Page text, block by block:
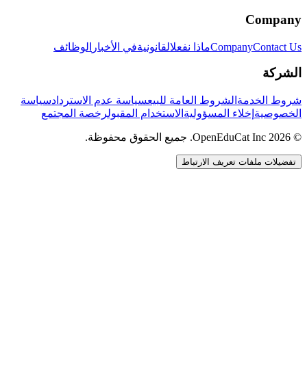
Company
CompanyContact Us ماذا نفعلالقانونيةفي الأخبار الوظائف
الشركة
شروط الخدمة الشروط العامة للبيعسياسة عدم الاستردادسياسة
الخصوصية إخلاء المسؤولية الاستخدام المقبولرخصة المجتمع
© 2026 OpenEduCat Inc. جميع الحقوق محفوظة.
تفضيلات ملفات تعريف الارتباط